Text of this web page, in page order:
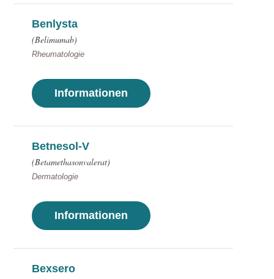
Benlysta
(Belimumab)
Rheumatologie
Informationen
Betnesol-V
(Betamethasonvalerat)
Dermatologie
Informationen
Bexsero